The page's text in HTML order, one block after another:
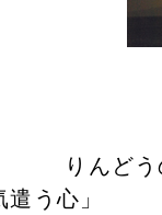
：宇
どうの花
気遣う